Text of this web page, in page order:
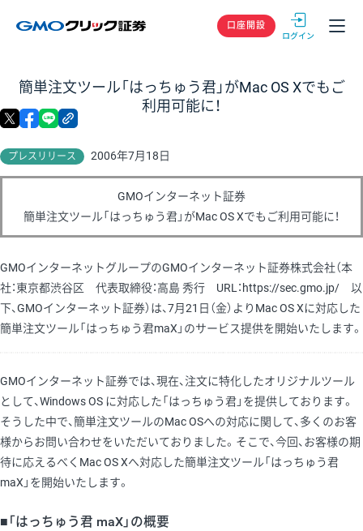
GMOクリック
口座開設
簡単注文ツール「はっちゅう君」がMac OS Xでもご
利用可能に！
プレスリリース 2006年7月18日
X facebook
GMOインターネット証券
簡単注文ツール「はっちゅう君」がMac OS Xでもご利用可能に！
GMOインターネットグループのGMOインターネット証券株式会社（本
社：東京都渋谷区 代表取締役：高島 秀行 URL：https://sec.gmo.jp/ 以
下、GMOインターネット証券）は、7月21日（金）よりMac OS Xに対応した
簡単注文ツール「はっちゅう君maX」のサービス提供を開始いたします。
GMOインターネット証券では、現在、注文に特化したオリジナルツール
として、Windows OS に対応した「はっちゅう君」を提供しております。
そうした中で、簡単注文ツールのMac OSへの対応に関して、多くのお客
様からお問い合わせをいただいておりました。そこで、今回、お客様の期
待に応えるべくMac OS Xへ対応した簡単注文ツール「はっちゅう君
maX」を開始いたします。
■「はっちゅう君 maX」の概要